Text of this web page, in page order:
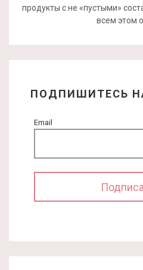
продукты с не «пустыми»
всем этом
ПОДПИШИТЕСЬ
Email